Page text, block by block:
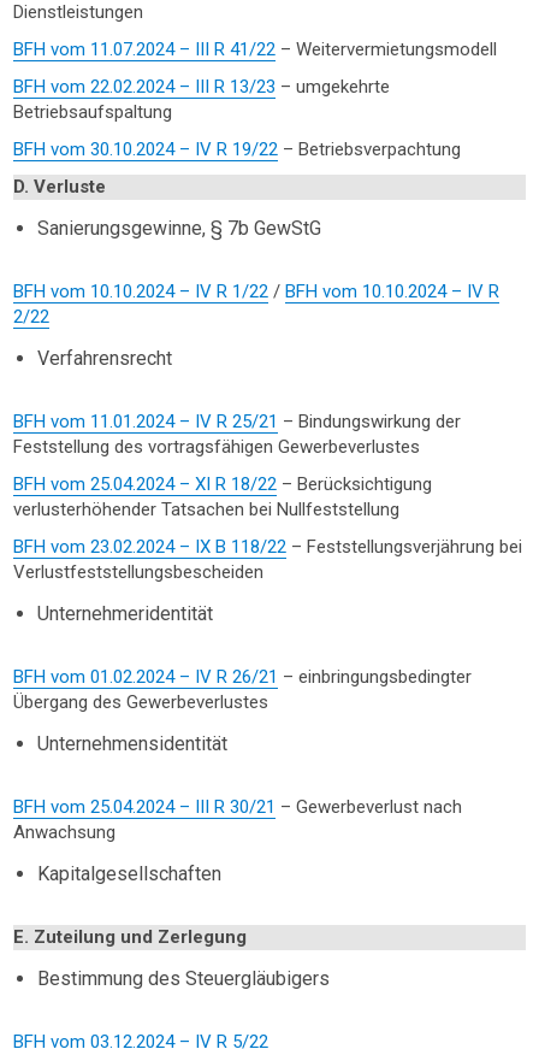
Dienstleistungen
BFH vom 11.07.2024 – III R 41/22 – Weitervermietungsmodell
BFH vom 22.02.2024 – III R 13/23 – umgekehrte
Betriebsaufspaltung
BFH vom 30.10.2024 – IV R 19/22 – Betriebsverpachtung
D. Verluste
Sanierungsgewinne, § 7b GewStG
BFH vom 10.10.2024 – IV R 1/22 /BFH vom 10.10.2024 – IV R
2/22
Verfahrensrecht
BFH vom 11.01.2024 – IV R 25/21 – Bindungswirkung der
Feststellung des vortragsfähigen Gewerbeverlustes
BFH vom 25.04.2024 – XI R 18/22 – Berücksichtigung
verlusterhöhender Tatsachen bei Nullfeststellung
BFH vom 23.02.2024 – IX B 118/22 – Feststellungsverjährung bei
Verlustfeststellungsbescheiden
Unternehmeridentität
BFH vom 01.02.2024 – IV R 26/21 – einbringungsbedingter
Übergang des Gewerbeverlustes
Unternehmensidentität
BFH vom 25.04.2024 – III R 30/21 – Gewerbeverlust nach
Anwachsung
Kapitalgesellschaften
E. Zuteilung und Zerlegung
Bestimmung des Steuergläubigers
BFH vom 03.12.2024 – IV R 5/22